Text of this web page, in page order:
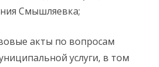
Смышляевка;
акты по вопросам
услуги, в том